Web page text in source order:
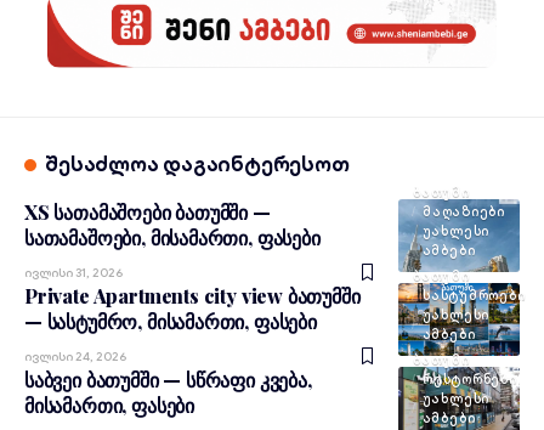
შესაძლოა დაგაინტერესოთ
ᲑᲐᲗᲣᲛᲘ
ᲛᲐᲦᲐᲖᲘᲔᲑᲘ
ᲣᲐᲮᲚᲔᲡᲘ
ᲐᲛᲑᲔᲑᲘ
XS სათამაშოები ბათუმში —
სათამაშოები, მისამართი, ფასები
Ივლისი 31, 2026
ᲑᲐᲗᲣᲛᲘ
ᲡᲐᲡᲢᲣᲛᲠᲝᲔᲑᲘ
ᲣᲐᲮᲚᲔᲡᲘ
ᲐᲛᲑᲔᲑᲘ
Private Apartments city view ბათუმში
— სასტუმრო, მისამართი, ფასები
Ივლისი 24, 2026
ᲑᲐᲗᲣᲛᲘ
ᲠᲔᲡᲢᲝᲠᲜᲔᲑᲘ
ᲣᲐᲮᲚᲔᲡᲘ
ᲐᲛᲑᲔᲑᲘ
საბვეი ბათუმში — სწრაფი კვება,
მისამართი, ფასები